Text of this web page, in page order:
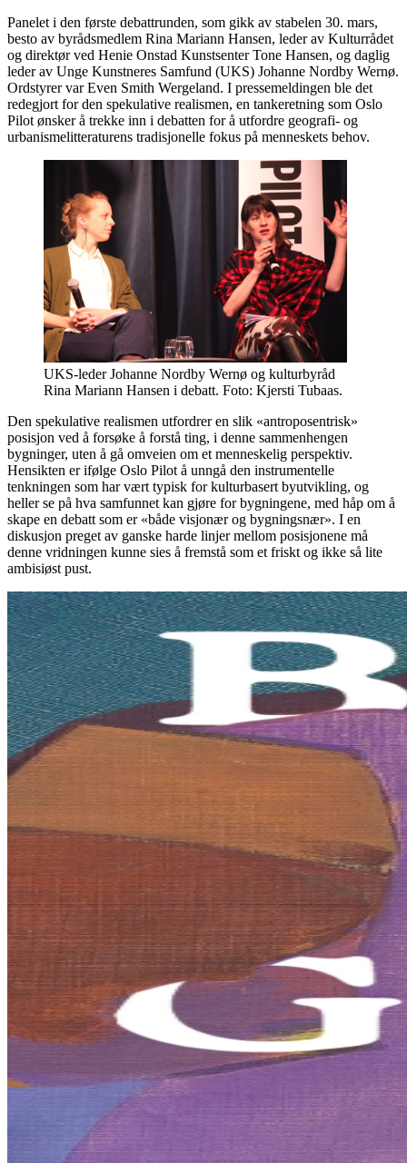
Panelet i den første debattrunden, som gikk av stabelen 30. mars,
besto av byrådsmedlem Rina Mariann Hansen, leder av Kulturrådet
og direktør ved Henie Onstad Kunstsenter Tone Hansen, og daglig
leder av Unge Kunstneres Samfund (UKS) Johanne Nordby Wernø.
Ordstyrer var Even Smith Wergeland. I pressemeldingen ble det
redegjort for den spekulative realismen, en tankeretning som Oslo
Pilot ønsker å trekke inn i debatten for å utfordre geografi- og
urbanismelitteraturens tradisjonelle fokus på menneskets behov.
UKS-leder Johanne Nordby Wernø og kulturbyråd
Rina Mariann Hansen i debatt. Foto: Kjersti Tubaas.
Den spekulative realismen utfordrer en slik «antroposentrisk»
posisjon ved å forsøke å forstå ting, i denne sammenhengen
bygninger, uten å gå omveien om et menneskelig perspektiv.
Hensikten er ifølge Oslo Pilot å unngå den instrumentelle
tenkningen som har vært typisk for kulturbasert byutvikling, og
heller se på hva samfunnet kan gjøre for bygningene, med håp om å
skape en debatt som er «både visjonær og bygningsnær». I en
diskusjon preget av ganske harde linjer mellom posisjonene må
denne vridningen kunne sies å fremstå som et friskt og ikke så lite
ambisiøst pust.